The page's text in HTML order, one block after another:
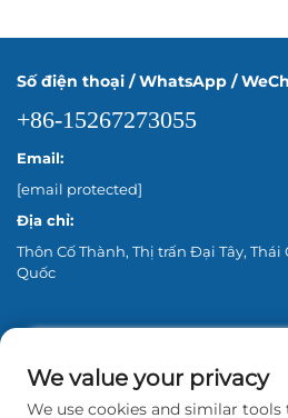
Số điện thoại / WhatsApp /
+86-15267273055
Email:
[email protected]
Địa chỉ:
Thôn Cố Thành, Thị trấn Đại Tây,
Quốc
We value your privacy
We use cookies and similar